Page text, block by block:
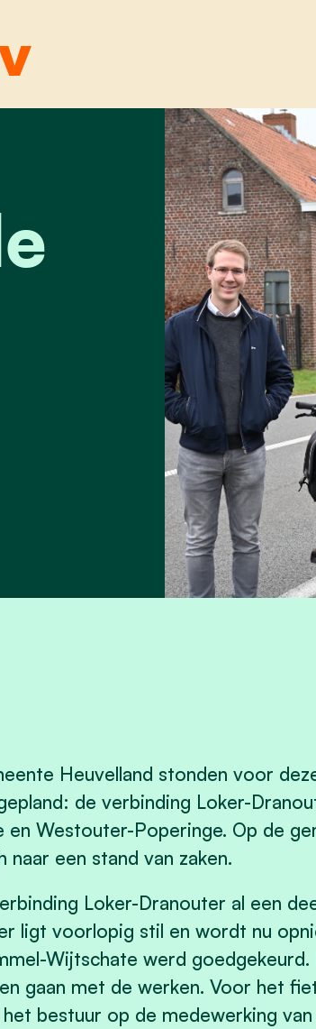
in heuvelland?
Heuvelland stonden voor
de verbinding Loker-
en Westouter-Poperinge. Op de
een stand van zaken.
Loker-Dranouter al een
ligt voorlopig stil en wordt nu
Wijtschate werd
gaan met de werken. Voor het
bestuur op de medewerking